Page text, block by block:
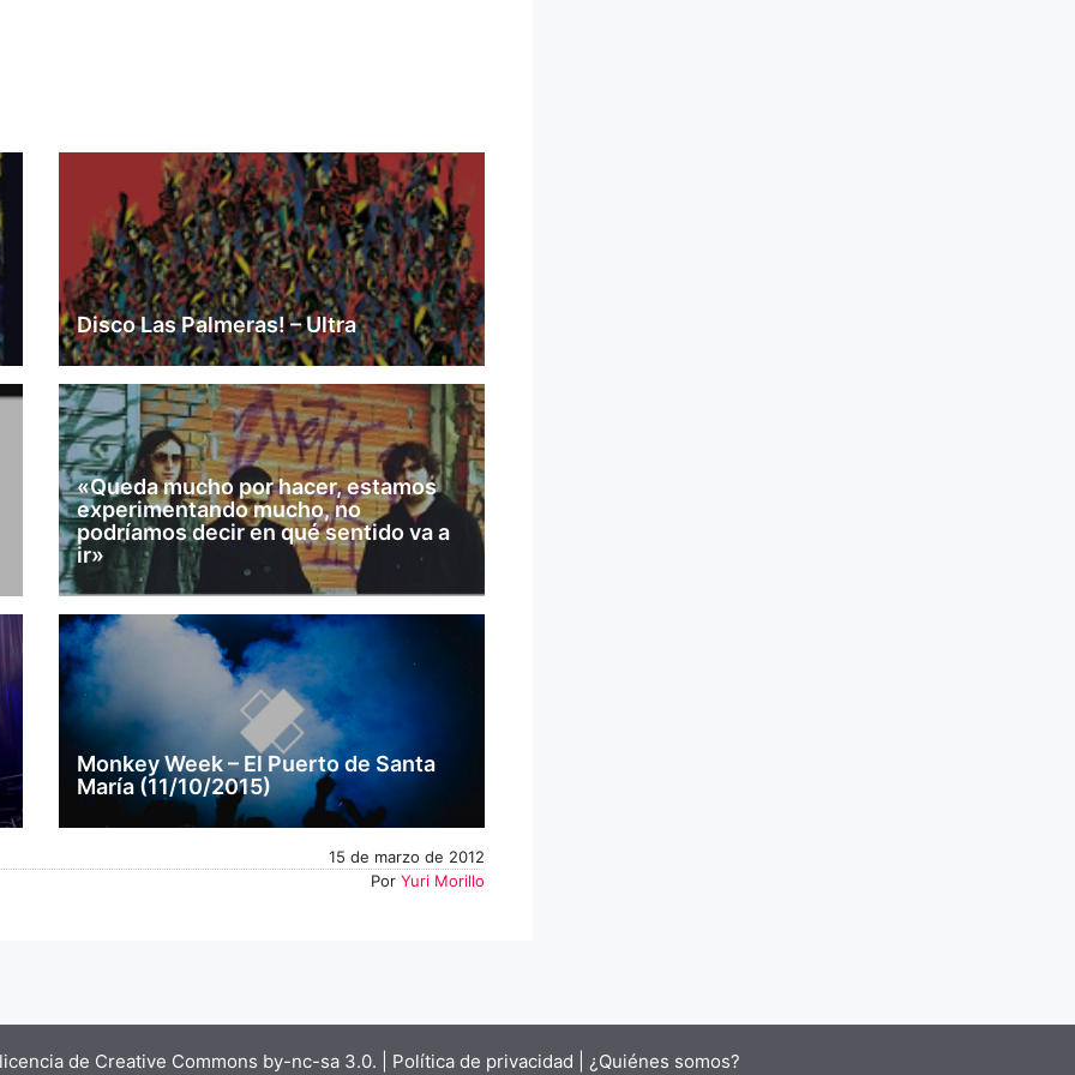
Disco Las Palmeras! – Ultra
«Queda mucho por hacer, estamos
experimentando mucho, no
podríamos decir en qué sentido va a
ir»
Monkey Week – El Puerto de Santa
María (11/10/2015)
15 de marzo de 2012
Por Yuri Morillo
licencia de Creative Commons by-nc-sa 3.0. | Política de privacidad | ¿Quiénes somos?